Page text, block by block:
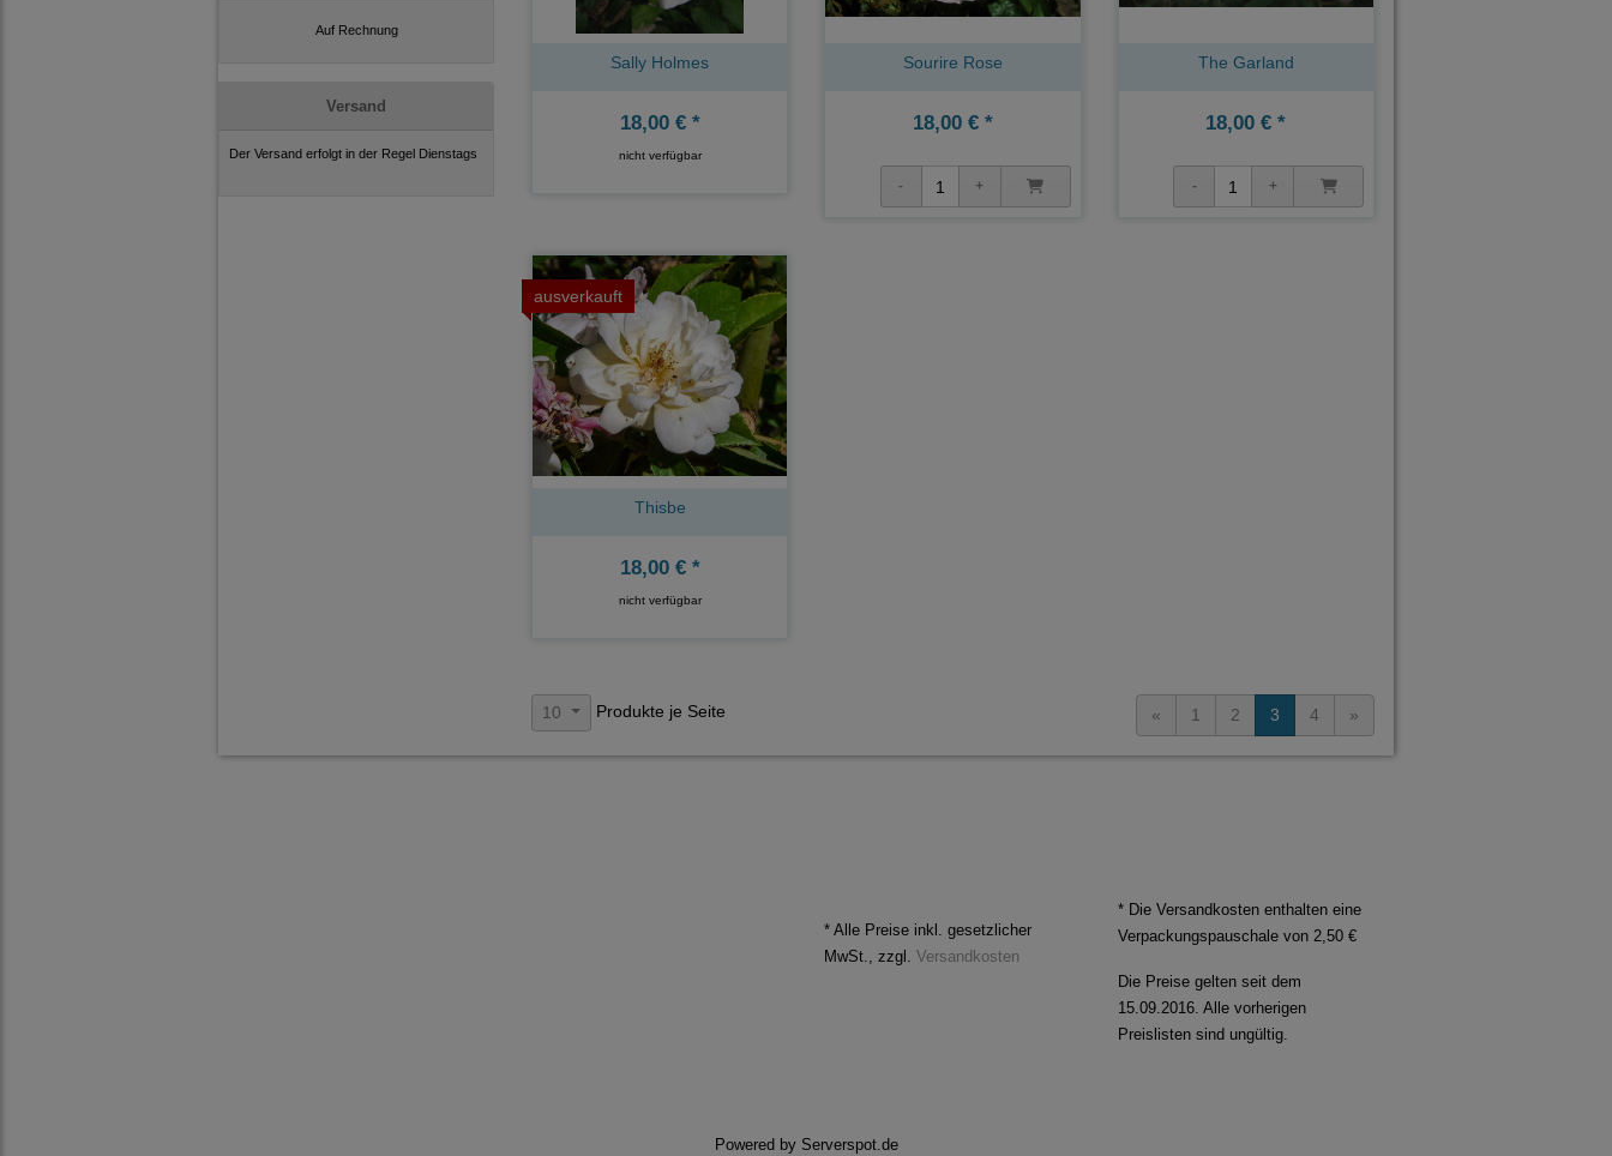
Auf Rechnung
Versand
Der Versand erfolgt in der Regel Dienstags
Sally Holmes
18,00 € *
nicht verfügbar
Sourire Rose
18,00 € *
The Garland
18,00 € *
ausverkauft
Thisbe
18,00 € *
nicht verfügbar
10 Produkte je Seite « 1 2 3 4 »
* Alle Preise inkl. gesetzlicher
MwSt., zzgl. Versandkosten
* Die Versandkosten enthalten eine
Verpackungspauschale von 2,50 €
Die Preise gelten seit dem
15.09.2016. Alle vorherigen
Preislisten sind ungültig.
Powered by Serverspot.de